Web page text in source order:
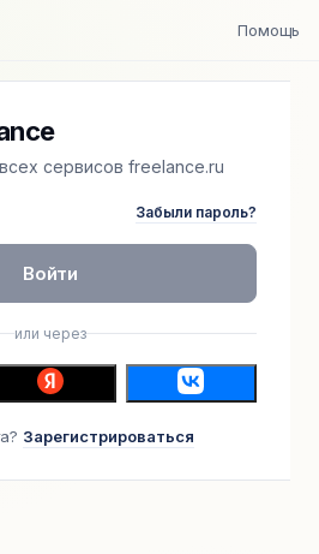
Помощь
сервисов freelance.ru
Забыли пароль?
Войти
или через
Зарегистрироваться